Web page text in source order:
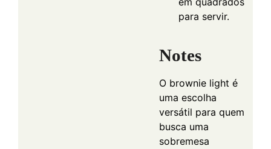
para servir.
Notes
O brownie light é
uma escolha
versátil para quem
busca uma
sobremesa